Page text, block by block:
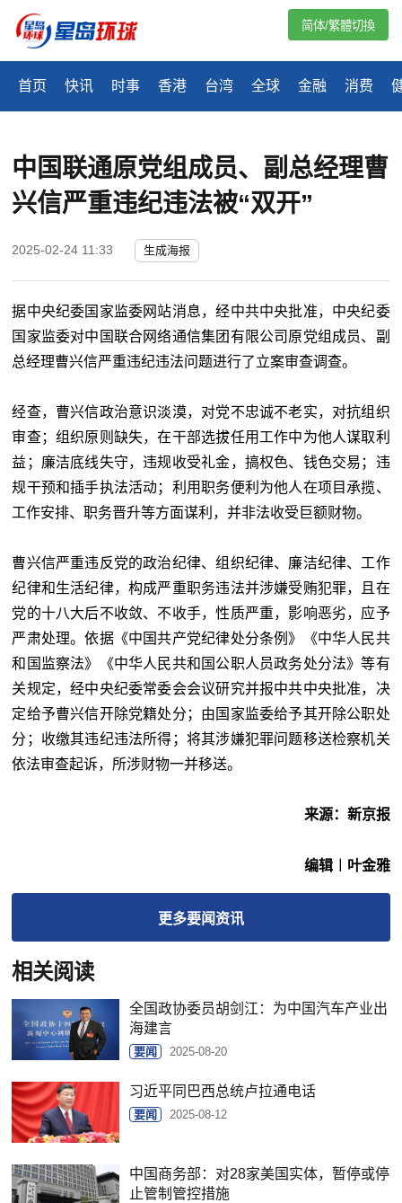
首页 快讯 时事 香港 台湾 全球 金融 消费
简体/繁體切換
中国联通原党组成员、副总经理曹
兴信严重违纪违法被“双开”
2025-02-24 11:33 生成海报
据中央纪委国家监委网站消息，经中共中央批准，中央纪委
国家监委对中国联合网络通信集团有限公司原党组成员、副
总经理曹兴信严重违纪违法问题进行了立案审查调查。
经查，曹兴信政治意识淡漠，对党不忠诚不老实，对抗组织
审查；组织原则缺失，在干部选拔任用工作中为他人谋取利
益；廉洁底线失守，违规收受礼金，搞权色、钱色交易；违
规干预和插手执法活动；利用职务便利为他人在项目承揽、
工作安排、职务晋升等方面谋利，并非法收受巨额财物。
曹兴信严重违反党的政治纪律、组织纪律、廉洁纪律、工作
纪律和生活纪律，构成严重职务违法并涉嫌受贿犯罪，且在
党的十八大后不收敛、不收手，性质严重，影响恶劣，应予
严肃处理。依据《中国共产党纪律处分条例》《中华人民共
和国监察法》《中华人民共和国公职人员政务处分法》等有
关规定，经中央纪委常委会会议研究并报中共中央批准，决
定给予曹兴信开除党籍处分；由国家监委给予其开除公职处
分；收缴其违纪违法所得；将其涉嫌犯罪问题移送检察机关
依法审查起诉，所涉财物一并移送。
来源：新京报
编辑︱叶金雅
更多要闻资讯
相关阅读
全国政协委员胡剑江：为中国汽车产业出
海建言
要闻 2025-08-20
习近平同巴西总统卢拉通电话
要闻 2025-08-12
中国商务部：对28家美国实体，暂停或停
止管制管控措施